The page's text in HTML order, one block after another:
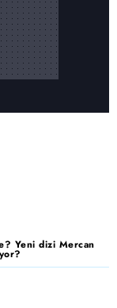
Yeni dizi Mercan